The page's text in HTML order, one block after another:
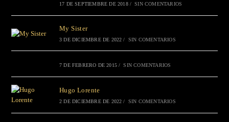
17 DE SEPTIEMBRE DE 2018 / SIN COMENTARIOS
My Sister
3 DE DICIEMBRE DE 2022 / SIN COMENTARIOS
7 DE FEBRERO DE 2015 / SIN COMENTARIOS
Hugo Lorente
2 DE DICIEMBRE DE 2022 / SIN COMENTARIOS